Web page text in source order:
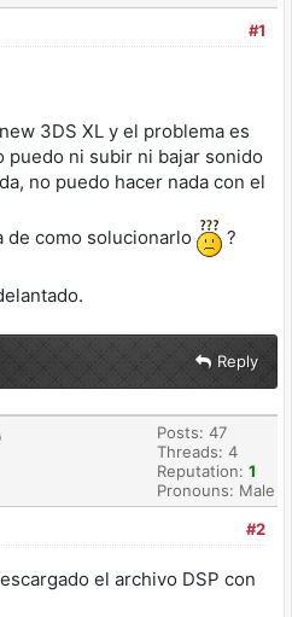
#1
3DS XL y el problema es
puedo ni subir ni bajar sonido
no puedo hacer nada con el
de como solucionarlo
?
Reply
Posts: 47
Threads: 4
Reputation: 1
Pronouns: Male
#2
el archivo DSP con